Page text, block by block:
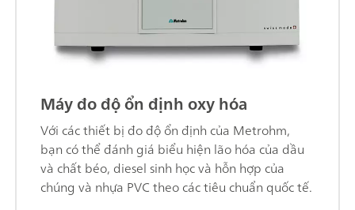
Máy đo độ ổn định oxy hóa
Với các thiết bị đo độ ổn định của Metrohm,
bạn có thể đánh giá biểu hiện lão hóa của dầu
và chất béo, diesel sinh học và hỗn hợp của
chúng và nhựa PVC theo các tiêu chuẩn quốc tế.